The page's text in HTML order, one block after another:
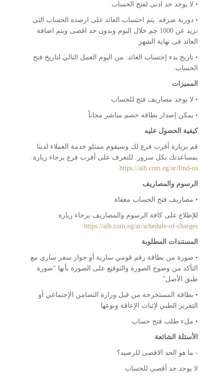
• لا يوجد حد ادنى لفتح الحساب
• دورية صرفه: يتم احتساب العائد على ارصدة الحساب التى
تزيد عن 1000 جم خلال اليوم وبدون حد اقصى ويتم اضافة
العائد فى نهاية الشهر
• تاريخ بدء إحتساب العائد: من اليوم العمل التالي لتاريخ فتح
الحساب.
المميزات
• لا يوجد مصاريف فتح للحساب
• يمكن إصدار بطاقة خصم مباشر مجاناً
كيفية الحصول عليه
قم بزيارة أقرب فرع لك وسيقوم ممثلو خدمة العملاء لدينا
بمساعدتك بكل سرور. للتعرف على أقرب فرع برجاء زيارة:
https://aib.com.eg/ar/find-us
الرسوم والمصاريف
• مصاريف فتح الحساب معفاة
للإطلاع على كافة الرسوم والمصاريف برجاء زيارة:
https://aib.com.eg/ar/schedule-of-charges
المستندات المطلوبة
• صورة من بطاقة رقم قومي سارية أو جواز سفر ساري مع
التأكد من وضوح الصورة والتوقيع على الصورة بأنها "صورة
طبق الأصل"
• بطاقة المستخرجة من قبل وزارة التضامن الإجتماعي أو
التقرير الطبي لإثبات الإعاقة ونوعها
• ملء طلب فتح حساب
الأسئلة الشائعة
- ما هو الحد الاقصى للرصيد؟
لا يوجد حد أقصى للحساب